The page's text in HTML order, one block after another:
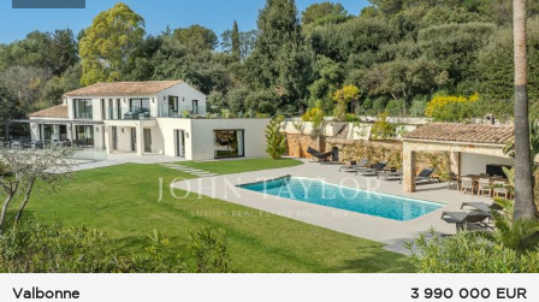
Valbonne
3 990 000 EUR